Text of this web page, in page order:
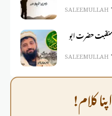
SALEEM ULLAH
حضرت ابو
SALEEM ULLAH
کلام!